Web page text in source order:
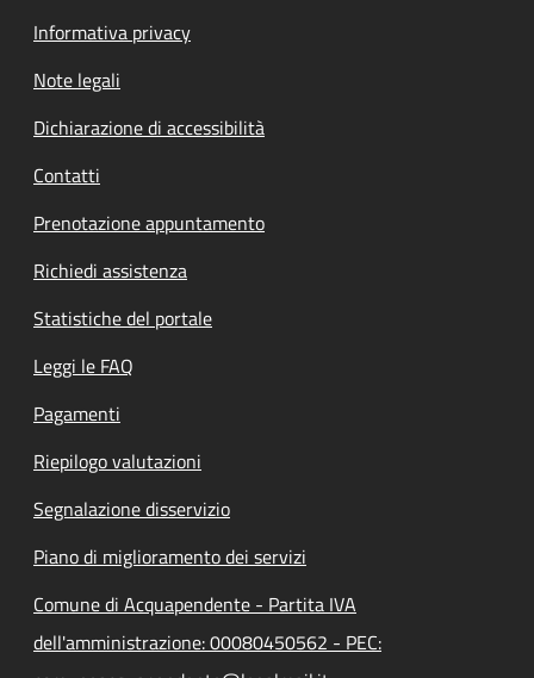
Informativa privacy
Note legali
Dichiarazione di accessibilità
Contatti
Prenotazione appuntamento
Richiedi assistenza
Statistiche del portale
Leggi le FAQ
Pagamenti
Riepilogo valutazioni
Segnalazione disservizio
Piano di miglioramento dei servizi
Comune di Acquapendente - Partita IVA
dell'amministrazione: 00080450562 - PEC: